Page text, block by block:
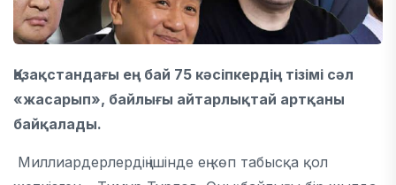
Қазақстандағы ең бай 75 кәсіпкердің тізімі сәл
«жасарып», байлығы айтарлықтай артқаны
байқалады.
Миллиардерлердің ішінде ең көп табысқа қол